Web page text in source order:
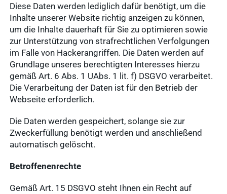
Diese Daten werden lediglich dafür benötigt, um die
Inhalte unserer Website richtig anzeigen zu können,
um die Inhalte dauerhaft für Sie zu optimieren sowie
zur Unterstützung von strafrechtlichen Verfolgungen
im Falle von Hackerangriffen. Die Daten werden auf
Grundlage unseres berechtigten Interesses hierzu
gemäß Art. 6 Abs. 1 UAbs. 1 lit. f) DSGVO verarbeitet.
Die Verarbeitung der Daten ist für den Betrieb der
Webseite erforderlich.
Die Daten werden gespeichert, solange sie zur
Zweckerfüllung benötigt werden und anschließend
automatisch gelöscht.
Betroffenenrechte
Gemäß Art. 15 DSGVO steht Ihnen ein Recht auf